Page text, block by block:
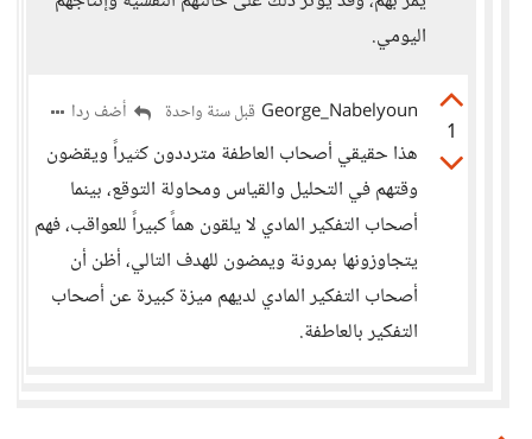
اليومي.
1
George_Nabelyoun قبل سنة واحدة أضف ردا
هذا حقيقي أصحاب العاطفة مترددون كثيراً ويقضون
وقتهم في التحليل والقياس ومحاولة التوقع، بينما
أصحاب التفكير المادي لا يلقون هماً كبيراً للعواقب، فهم
يتجاوزونها بمرونة ويمضون للهدف التالي، أظن أن
أصحاب التفكير المادي لديهم ميزة كبيرة عن أصحاب
التفكير بالعاطفة.